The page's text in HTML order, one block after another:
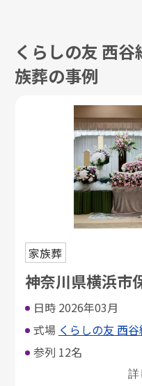
くらしの友 西
族葬の事例
家族葬
神奈川県横浜
日時 2026年03月
式場 くらしの友 西
参列 12名
詳